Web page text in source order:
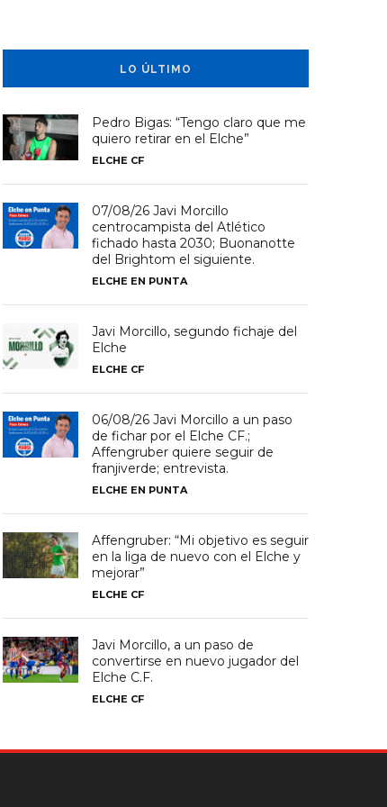
LO ÚLTIMO
Pedro Bigas: “Tengo claro que me
quiero retirar en el Elche”
ELCHE CF
07/08/26 Javi Morcillo
centrocampista del Atlético
fichado hasta 2030; Buonanotte
del Brightom el siguiente.
ELCHE EN PUNTA
Javi Morcillo, segundo fichaje del
Elche
ELCHE CF
06/08/26 Javi Morcillo a un paso
de fichar por el Elche CF.;
Affengruber quiere seguir de
franjiverde; entrevista.
ELCHE EN PUNTA
Affengruber: “Mi objetivo es seguir
en la liga de nuevo con el Elche y
mejorar”
ELCHE CF
Javi Morcillo, a un paso de
convertirse en nuevo jugador del
Elche C.F.
ELCHE CF